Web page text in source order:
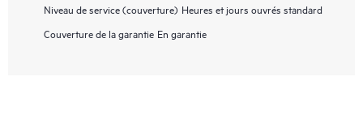
Niveau de service (couverture) Heures et jours ouvrés standard
Couverture de la garantie En garantie